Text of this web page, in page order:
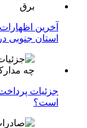
استان جنوبی
جزئیات
است؟